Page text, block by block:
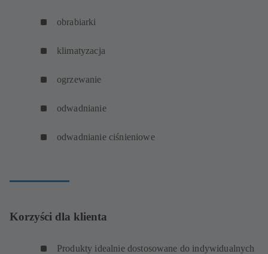
obrabiarki
klimatyzacja
ogrzewanie
odwadnianie
odwadnianie ciśnieniowe
Korzyści dla klienta
Produkty idealnie dostosowane do indywidualnych